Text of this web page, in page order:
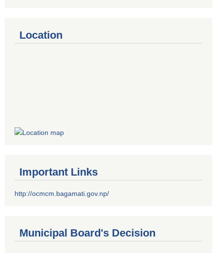
Location
Important Links
http://ocmcm.bagamati.gov.np/
Municipal Board's Decision